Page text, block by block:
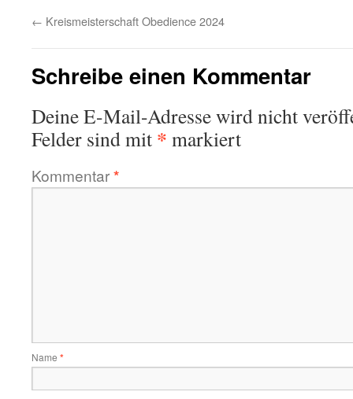
← Kreismeisterschaft Obedience 2024
Schreibe einen Kommentar
Deine E-Mail-Adresse wird nicht
Felder sind mit * markiert
Kommentar*
Name *